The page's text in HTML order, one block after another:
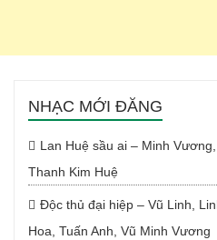
NHẠC MỚI ĐĂNG
Lan Huệ sầu ai – Minh
Thanh Kim Huệ
Độc thủ đại hiệp – Vũ Linh,
Hoa, Tuấn Anh, Vũ Minh Vương